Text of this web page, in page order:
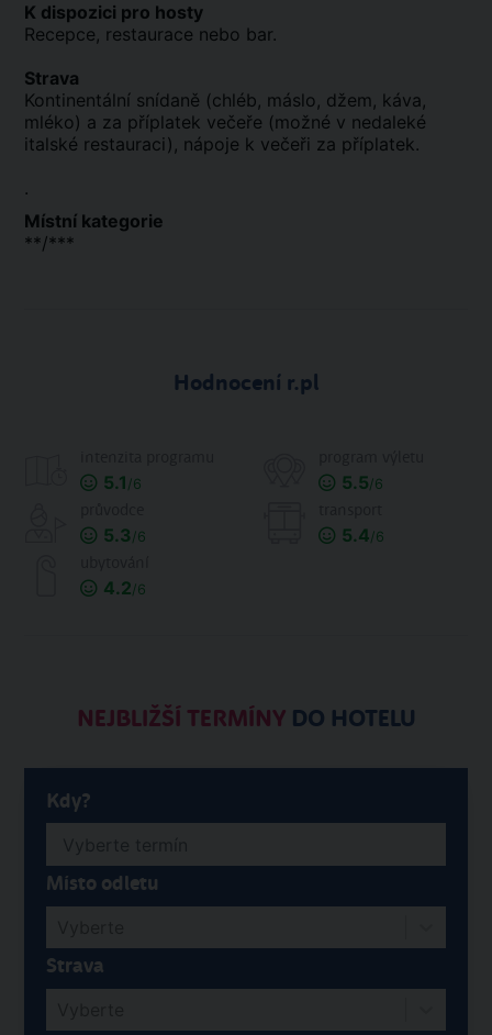
K dispozici pro hosty
Recepce, restaurace nebo bar.
Strava
Kontinentální snídaně (chléb, máslo, džem, káva,
mléko) a za příplatek večeře (možné v nedaleké
italské restauraci), nápoje k večeři za příplatek.
.
Místní kategorie
**/***
Hodnocení r.pl
5.1 /6 5.5/6
5.3/6 5.4/6
4.2/6
NEJBLIŽŠÍ TERMÍNYDO HOTELU
Kdy?
Místo odletu
Strava